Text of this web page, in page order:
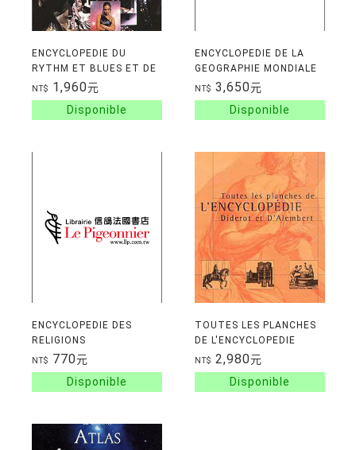
ENCYCLOPEDIE DU
RYTHM ET BLUES ET DE
LA SOUL
NT$ 1,960元
ENCYCLOPEDIE DE LA
GEOGRAPHIE MONDIALE
NT$ 3,650元
ENCYCLOPEDIE DES
RELIGIONS
NT$ 770元
TOUTES LES PLANCHES
DE L'ENCYCLOPEDIE
DIDEROT ET
D'ALEMBERT
NT$ 2,980元